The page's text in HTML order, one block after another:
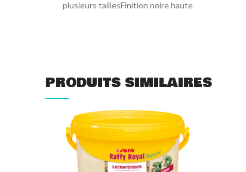
plusieurs taillesFinition noire haute
PRODUITS SIMILAIRES